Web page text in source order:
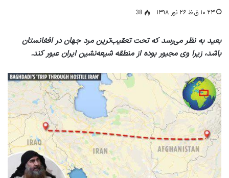
۱۰:۲۳ ق.ظ ۲۶ ثور ۱۳۹۸ 38
بعید به نظر می‌رسد که تحت تعقیب‌ترین مرد جهان در افغانستان
باشد، زیرا وی مجبور بوده از منطقه شیعه‌نشین ایران عبور کند.